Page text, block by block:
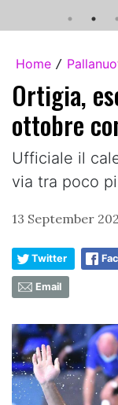
Home /
Ortigia,
ottobre
Ufficiale il
via tra poco
13 September
Twitter
Email